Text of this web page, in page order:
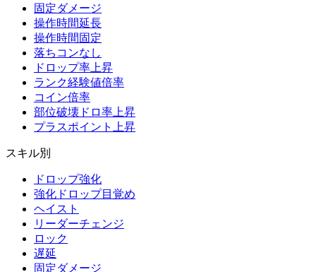
固定ダメージ
操作時間延長
操作時間固定
落ちコンなし
ドロップ率上昇
ランク経験値倍率
コイン倍率
部位破壊ドロ率上昇
プラスポイント上昇
スキル別
ドロップ強化
強化ドロップ目覚め
ヘイスト
リーダーチェンジ
ロック
遅延
固定ダメージ